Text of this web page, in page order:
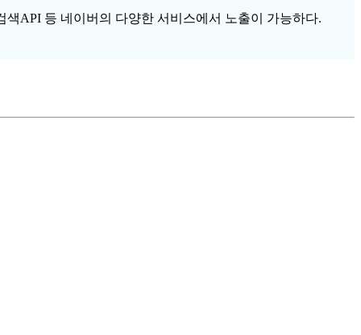
API 등 네이버의 다양한 서비스에서 노출이 가능하다.